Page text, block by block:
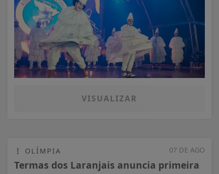
VISUALIZAR
07 DE AGO
OLÍMPIA
Termas dos Laranjais anuncia primeira